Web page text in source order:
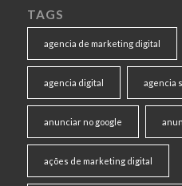
TAGS
agencia de marketing digital
agencia digital agencia
anunciar no google
ações de marketing digital